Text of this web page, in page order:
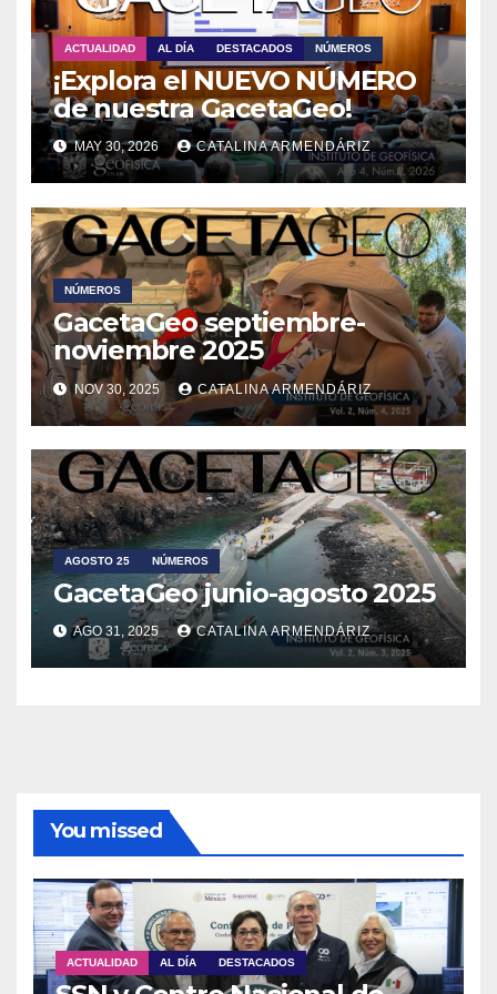
ACTUALIDAD AL DÍA DESTACADOS NÚMEROS
¡Explora el NUEVO NÚMERO
de nuestra GacetaGeo!
MAY 30, 2026 CATALINA ARMENDÁRIZ
NÚMEROS
GacetaGeo septiembre-
noviembre 2025
NOV 30, 2025 CATALINA ARMENDÁRIZ
AGOSTO 25 NÚMEROS
GacetaGeo junio-agosto 2025
AGO 31, 2025 CATALINA ARMENDÁRIZ
You missed
ACTUALIDAD AL DÍA DESTACADOS